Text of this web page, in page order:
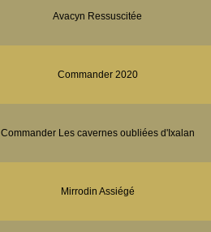
Avacyn Ressuscitée
Commander 2020
Commander Les cavernes oubliées d'Ixalan
Mirrodin Assiégé